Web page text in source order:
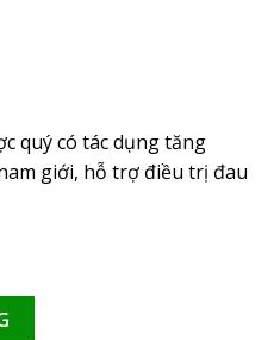
quý có tác dụng tăng
giới, hỗ trợ điều trị đau
người biết số lượng